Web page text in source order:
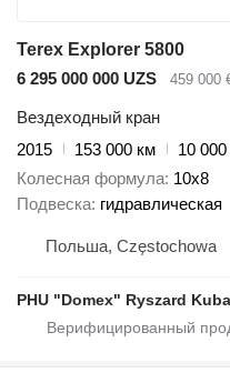
Terex Explorer 5800
6 295 000 000 UZS
459 000
Вездеходный кран
2015
153 000 км
10
Колесная формула 10x8
Подвеска гидравлическая
Польша, Częstochowa
PHU "Domex" Ryszard